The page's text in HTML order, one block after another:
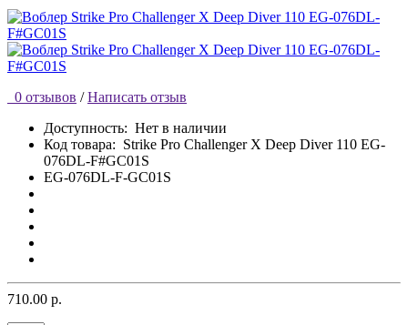
0 отзывов / Написать отзыв
Доступность: Нет в наличии
Код товара: Strike Pro Challenger X Deep Diver 110 EG-
076DL-F#GC01S
EG-076DL-F-GC01S
710.00 р.